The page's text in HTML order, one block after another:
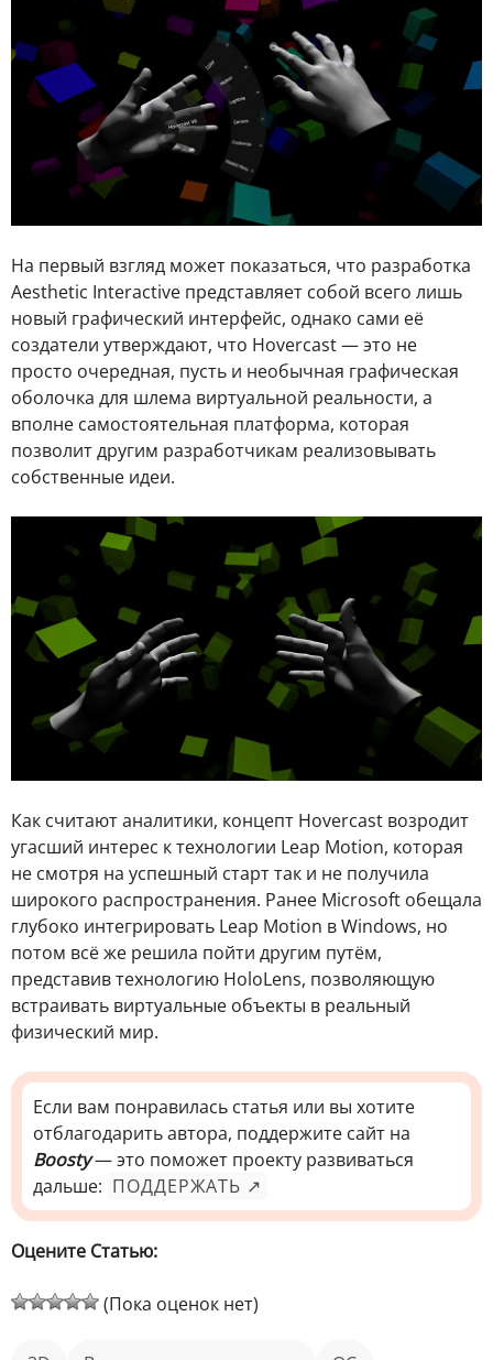
На первый взгляд может показаться, что разработка
Aesthetic Interactive представляет собой всего лишь
новый графический интерфейс, однако сами её
создатели утверждают, что Hovercast — это не
просто очередная, пусть и необычная графическая
оболочка для шлема виртуальной реальности, а
вполне самостоятельная платформа, которая
позволит другим разработчикам реализовывать
собственные идеи.
Как считают аналитики, концепт Hovercast возродит
угасший интерес к технологии Leap Motion, которая
не смотря на успешный старт так и не получила
широкого распространения. Ранее Microsoft обещала
глубоко интегрировать Leap Motion в Windows, но
потом всё же решила пойти другим путём,
представив технологию HoloLens, позволяющую
встраивать виртуальные объекты в реальный
физический мир.
Если вам понравилась статья или вы хотите
отблагодарить автора, поддержите сайт на
Boosty— это поможет проекту развиваться
дальше: ПОДДЕРЖАТЬ ↗
Оцените Статью:
(Пока оценок нет)